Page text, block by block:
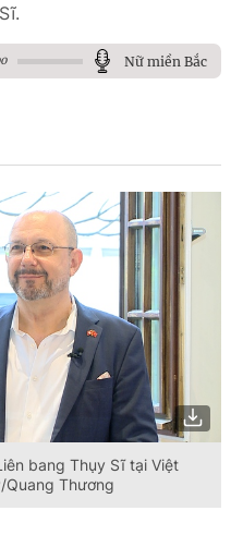
Nữ miền Bắc
bang Thụy Sĩ tại Việt
Quang Thương